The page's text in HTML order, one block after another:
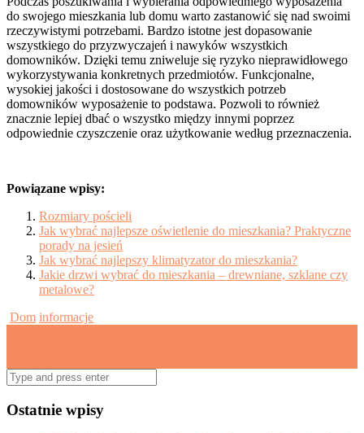
do swojego mieszkania lub domu warto zastanowić się nad swoimi
rzeczywistymi potrzebami. Bardzo istotne jest dopasowanie
wszystkiego do przyzwyczajeń i nawyków wszystkich
domowników. Dzięki temu zniweluje się ryzyko nieprawidłowego
wykorzystywania konkretnych przedmiotów. Funkcjonalne,
wysokiej jakości i dostosowane do wszystkich potrzeb
domowników wyposażenie to podstawa. Pozwoli to również
znacznie lepiej dbać o wszystko między innymi poprzez
odpowiednie czyszczenie oraz użytkowanie według przeznaczenia.
Powiązane wpisy:
Rozmiary pościeli
Jak wybrać najlepsze oświetlenie do mieszkania? Praktyczne
porady na jesień
Jak wybrać najlepszy klimatyzator do mieszkania?
Jakie drzwi wybrać do mieszkania – drewniane, szklane czy
metalowe?
Dom informacje
Search
for:
Ostatnie wpisy